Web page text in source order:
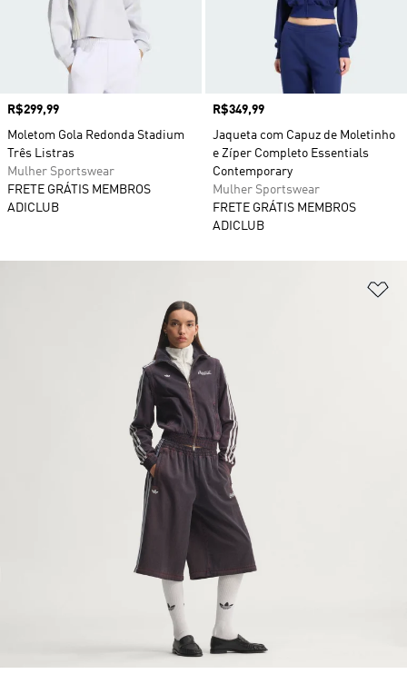
Preço
R$299,99
Moletom Gola Redonda Stadium
Três Listras
Mulher Sportswear
FRETE GRÁTIS MEMBROS
ADICLUB
Preço
R$349,99
Jaqueta com Capuz de Moletinho
e Zíper Completo Essentials
Contemporary
Mulher Sportswear
FRETE GRÁTIS MEMBROS
ADICLUB